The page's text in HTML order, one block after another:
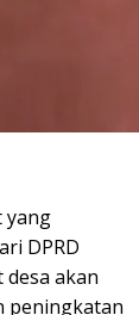
yang
DPRD
akan
peningkatan